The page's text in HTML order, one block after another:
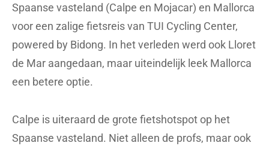
Spaanse vasteland (Calpe en Mojacar) en Mallorca
voor een zalige fietsreis van TUI Cycling Center,
powered by Bidong. In het verleden werd ook Lloret
de Mar aangedaan, maar uiteindelijk leek Mallorca
een betere optie.
Calpe is uiteraard de grote fietshotspot op het
Spaanse vasteland. Niet alleen de profs, maar ook